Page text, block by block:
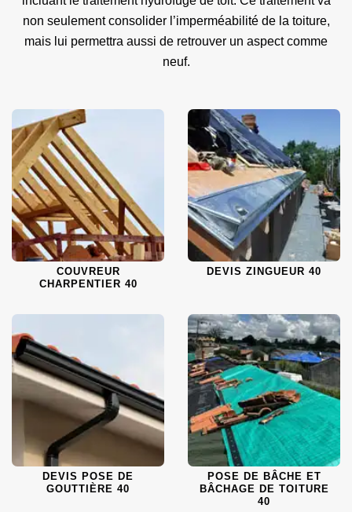
non seulement consolider l’imperméabilité de la toiture,
mais lui permettra aussi de retrouver un aspect comme
neuf.
COUVREUR
CHARPENTIER 40
DEVIS ZINGUEUR 40
DEVIS POSE DE
GOUTTIÈRE 40
POSE DE BÂCHE ET
BÂCHAGE DE TOITURE
40